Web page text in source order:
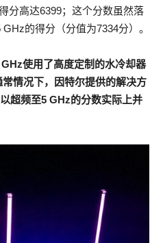
分高达6399；这个分数虽然落
的得分（分值为7334分）。
使用了高度定制的水冷却器
情况下，因特尔提供的解决方
超频至5 GHz的分数实际上并